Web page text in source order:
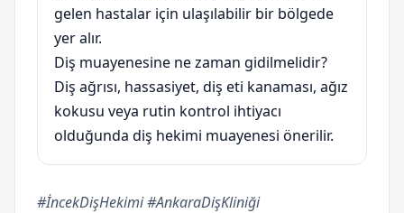
gelen hastalar için ulaşılabilir bir bölgede
yer alır.
Diş muayenesine ne zaman gidilmelidir?
Diş ağrısı, hassasiyet, diş eti kanaması, ağız
kokusu veya rutin kontrol ihtiyacı
olduğunda diş hekimi muayenesi önerilir.
#İncekDişHekimi #AnkaraDişKliniği